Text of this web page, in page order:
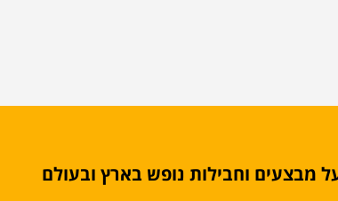
מבצעים וחבילות נופש בארץ ובעולם